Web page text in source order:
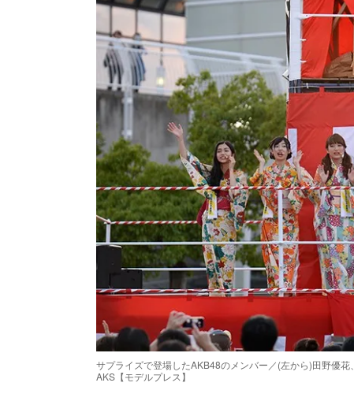
サプライズで登場したAKB48のメンバー／(左から)田野優
AKS【モデルプレス】